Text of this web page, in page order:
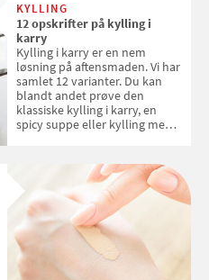
KYLLING
12 opskrifter på kylling i
karry
Kylling i karry er en nem
løsning på aftensmaden. Vi har
samlet 12 varianter. Du kan
blandt andet prøve den
klassiske kylling i karry, en
spicy suppe eller kylling med